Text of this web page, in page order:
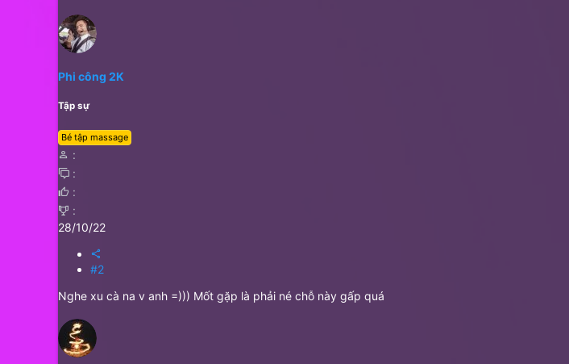
Phi công 2K
Tập sự
Bé tập massage
28/10/22
#2
Nghe xu cà na v anh =))) Mốt gặp là phải né chỗ này gấp quá